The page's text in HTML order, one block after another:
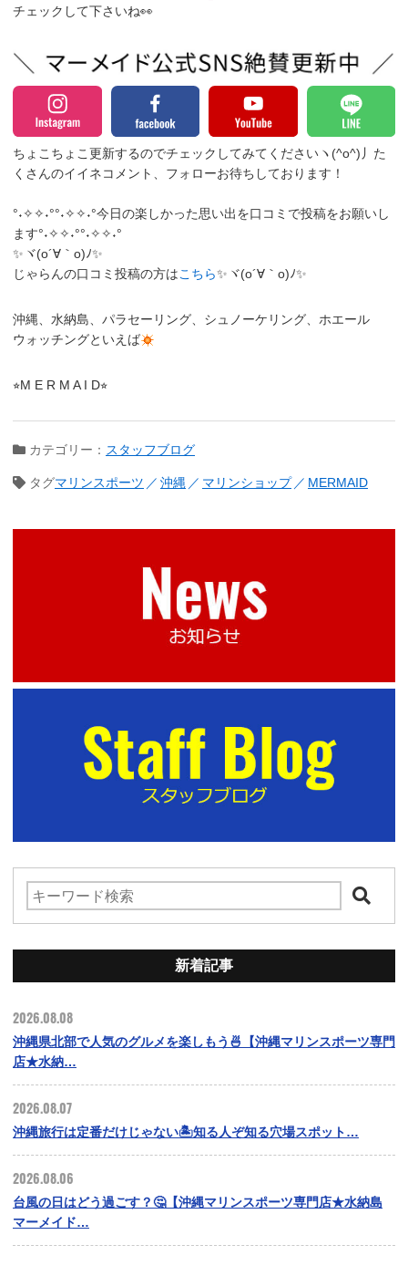
チェックして下さいね👀
ちょこちょこ更新するのでチェックしてみてくださいヽ(^o^)丿 た
くさんのイイネコメント、フォローお待ちしております！
°˖✧✧˖°°˖✧✧˖°今日の楽しかった思い出を口コミで投稿をお願いし
ます°˖✧✧˖°°˖✧✧˖°
✨ヾ(o´∀｀o)ﾉ✨
じゃらんの口コミ投稿の方はこちら✨ヾ(o´∀｀o)ﾉ✨
沖縄、水納島、パラセーリング、シュノーケリング、ホエール
ウォッチングといえば
⭐︎M E R M A I D⭐︎
カテゴリー： スタッフブログ
タグマリンスポーツ 沖縄 マリンショップ MERMAID
新着記事
2026.08.08
沖縄県北部で人気のグルメを楽しもう🍜【沖縄マリンスポーツ専門
店★水納…
2026.08.07
沖縄旅行は定番だけじゃない🏝️知る人ぞ知る穴場スポット…
2026.08.06
台風の日はどう過ごす？🤔【沖縄マリンスポーツ専門店★水納島
マーメイド…